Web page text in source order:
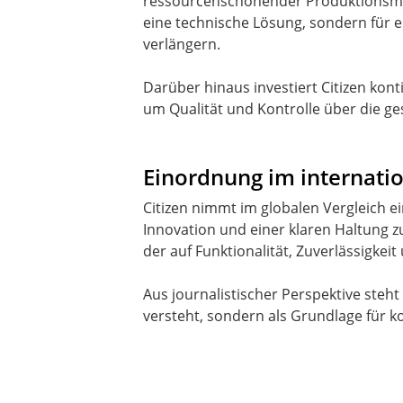
eine technische Lösung, sondern für
verlängern.
Darüber hinaus investiert Citizen
um Qualität und Kontrolle über die
Einordnung im
Citizen nimmt im globalen Vergleich
Innovation und einer klaren Haltung
der auf Funktionalität,
Aus journalistischer Perspektive
versteht, sondern als Grundlage für